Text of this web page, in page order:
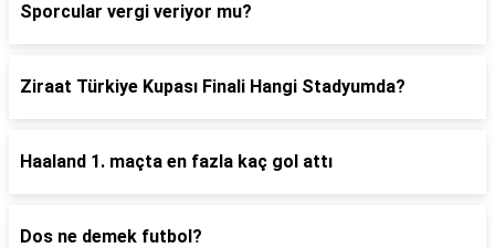
Sporcular vergi veriyor mu?
Ziraat Türkiye Kupası Finali Hangi Stadyumda?
Haaland 1. maçta en fazla kaç gol attı
Dos ne demek futbol?